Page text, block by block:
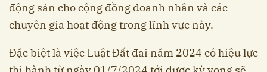
động sản cho cộng đồng doanh nhân và các
chuyên gia hoạt động trong lĩnh vực này.
Đặc biệt là việc Luật Đất đai năm 2024 có hiệu lực